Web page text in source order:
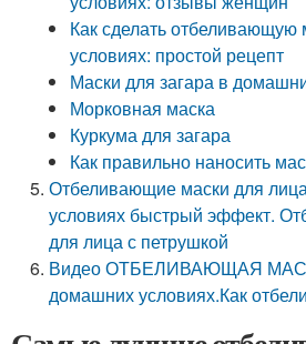
Как сделать
условиях: простой рецепт
Маски для загара в
Морковная маска
Куркума для загара
Как правильно наносить
Отбеливающие маски для
условиях быстрый эффект.
для лица с петрушкой
Видео ОТБЕЛИВАЮЩАЯ
домашних условиях.Как